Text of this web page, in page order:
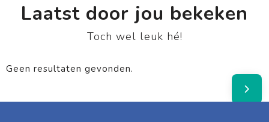
Laatst door jou bekeken
Toch wel leuk hé!
Geen resultaten gevonden.